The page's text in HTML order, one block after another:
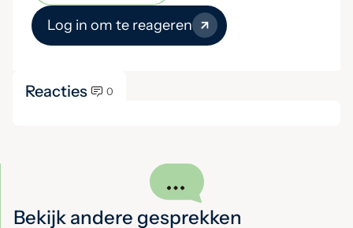
Log in om te reageren
Reacties 0
Bekijk andere gesprekken